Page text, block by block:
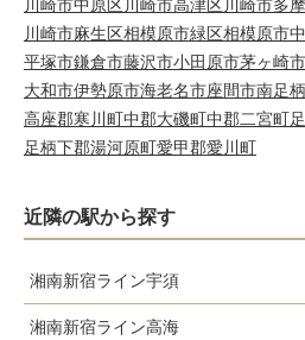
川崎市中原区川崎市高津区川崎市多
川崎市麻生区相模原市緑区相模原市
平塚市鎌倉市藤沢市小田原市茅ヶ崎市
大和市伊勢原市海老名市座間市南足
高座郡寒川町中郡大磯町中郡二宮町
足柄下郡湯河原町愛甲郡愛川町
近隣の駅から探す
湘南新宿ライン宇須
東戸塚駅
湘南新宿ライン高海